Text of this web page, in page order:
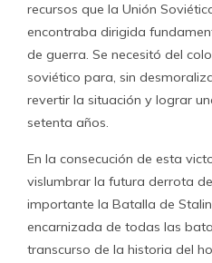
recursos que la Unión
encontraba dirigida
de guerra. Se necesitó del
soviético para, sin
revertir la situación y lograr
setenta años.
En la consecución de esta
vislumbrar la futura derrota
importante la Batalla de
encarnizada de todas las
transcurso de la historia del